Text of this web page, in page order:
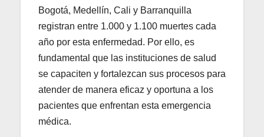
Bogotá, Medellín, Cali y Barranquilla
registran entre 1.000 y 1.100 muertes cada
año por esta enfermedad. Por ello, es
fundamental que las instituciones de salud
se capaciten y fortalezcan sus procesos para
atender de manera eficaz y oportuna a los
pacientes que enfrentan esta emergencia
médica.